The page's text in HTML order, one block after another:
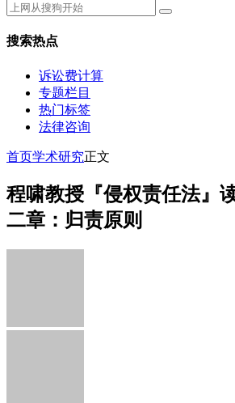
搜索热点
诉讼费计算
专题栏目
热门标签
法律咨询
首页学术研究正文
程啸教授『侵权责任法』
二章：归责原则